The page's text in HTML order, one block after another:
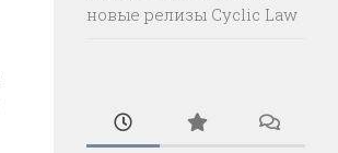
новые релизы Cyclic Law